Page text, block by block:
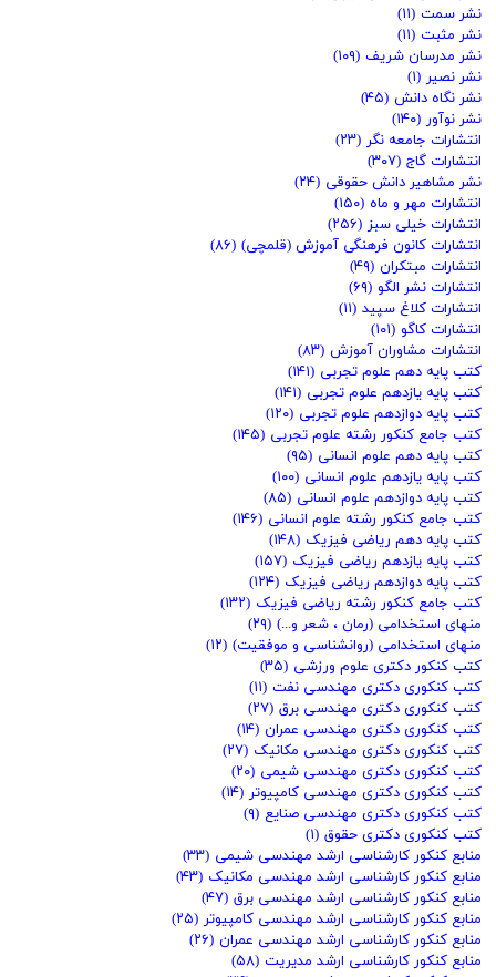
نشر سمت (۱۱)
نشر مثبت (۱۱)
نشر مدرسان شریف (۱۰۹)
نشر نصیر (۱)
نشر نگاه دانش (۴۵)
نشر نوآور (۱۴۰)
انتشارات جامعه نگر (۲۳)
انتشارات گاج (۳۰۷)
نشر مشاهیر دانش حقوقی (۲۴)
انتشارات مهر و ماه (۱۵۰)
انتشارات خیلی سبز (۲۵۶)
انتشارات کانون فرهنگی آموزش (قلمچی) (۸۶)
انتشارات مبتکران (۴۹)
انتشارات نشر الگو (۶۹)
انتشارات کلاغ سپید (۱۱)
انتشارات کاگو (۱۰۱)
انتشارات مشاوران آموزش (۸۳)
کتب پایه دهم علوم تجربی (۱۴۱)
کتب پایه یازدهم علوم تجربی (۱۴۱)
کتب پایه دوازدهم علوم تجربی (۱۲۰)
کتب جامع کنکور رشته علوم تجربی (۱۴۵)
کتب پایه دهم علوم انسانی (۹۵)
کتب پایه یازدهم علوم انسانی (۱۰۰)
کتب پایه دوازدهم علوم انسانی (۸۵)
کتب جامع کنکور رشته علوم انسانی (۱۴۶)
کتب پایه دهم ریاضی فیزیک (۱۴۸)
کتب پایه یازدهم ریاضی فیزیک (۱۵۷)
کتب پایه دوازدهم ریاضی فیزیک (۱۲۴)
کتب جامع کنکور رشته ریاضی فیزیک (۱۳۲)
منهای استخدامی (رمان ، شعر و...) (۲۹)
منهای استخدامی (روانشناسی و موفقیت) (۱۲)
کتب کنکور دکتری علوم ورزشی (۳۵)
کتب کنکوری دکتری مهندسی نفت (۱۱)
کتب کنکوری دکتری مهندسی برق (۲۷)
کتب کنکوری دکتری مهندسی عمران (۱۴)
کتب کنکوری دکتری مهندسی مکانیک (۲۷)
کتب کنکوری دکتری مهندسی شیمی (۲۰)
کتب کنکوری دکتری مهندسی کامپیوتر (۱۴)
کتب کنکوری دکتری مهندسی صنایع (۹)
کتب کنکوری دکتری حقوق (۱)
منابع کنکور کارشناسی ارشد مهندسی شیمی (۳۳)
منابع کنکور کارشناسی ارشد مهندسی مکانیک (۴۳)
منابع کنکور کارشناسی ارشد مهندسی برق (۴۷)
منابع کنکور کارشناسی ارشد مهندسی کامپیوتر (۲۵)
منابع کنکور کارشناسی ارشد مهندسی عمران (۲۶)
منابع کنکور کارشناسی ارشد مدیریت (۵۸)